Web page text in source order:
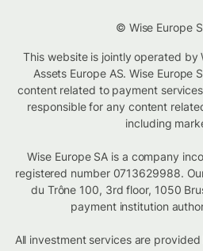
© Wise Europe
This website is jointly operated by
Assets Europe AS. Wise Europe
content related to payment
responsible for any content
including
Wise Europe SA is a company
registered number 0713629988.
du Trône 100, 3rd floor, 1050
payment institution
All investment services are provided